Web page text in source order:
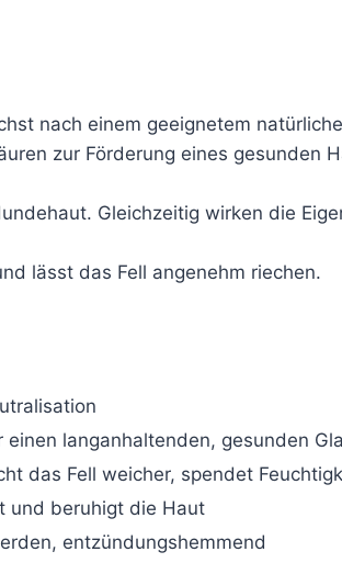
nach einem geeignetem
zur Förderung eines gesunden
Gleichzeitig wirken die
lässt das Fell angenehm riechen.
einen langanhaltenden, gesunden
das Fell weicher, spendet
und beruhigt die Haut
entzündungshemmend